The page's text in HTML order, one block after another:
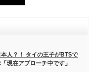
人？！ タイの王子がBTSで
現在アプローチ中です」